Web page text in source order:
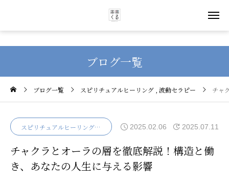
ブログ一覧
ブログ一覧 スピリチュアルヒーリング 波動セラピー チャ
スピリチュアルヒーリング 波動セラピー2025.02.06 2025.07.11
チャクラとオーラの層を徹底解説！構造と働
き、あなたの人生に与える影響